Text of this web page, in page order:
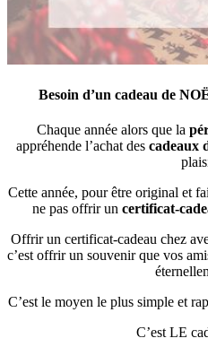
Besoin d’un cadeau de
Chaque année alors que la
appréhende l’achat des cadeaux
Cette année, pour être original et
ne pas offrir un certificat-
Offrir un certificat-cadeau chez
c’est offrir un souvenir que vos
C’est le moyen le plus simple et
C’est LE